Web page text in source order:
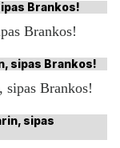
Brankos!
Brankos!